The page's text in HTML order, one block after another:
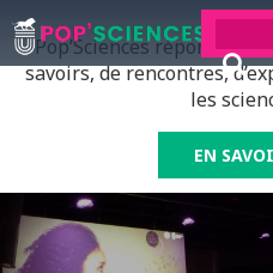
Pop’Sciences répond à
savoirs, de rencontres,
les
EN